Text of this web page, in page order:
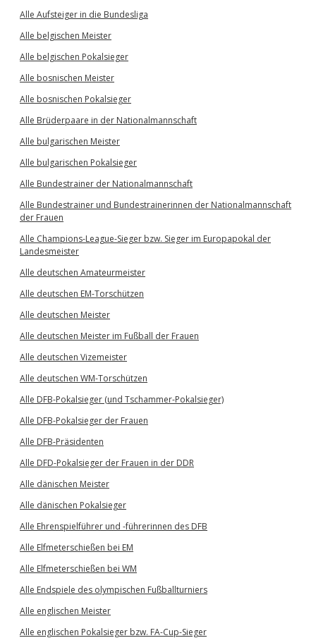
Alle Aufsteiger in die Bundesliga
Alle belgischen Meister
Alle belgischen Pokalsieger
Alle bosnischen Meister
Alle bosnischen Pokalsieger
Alle Brüderpaare in der Nationalmannschaft
Alle bulgarischen Meister
Alle bulgarischen Pokalsieger
Alle Bundestrainer der Nationalmannschaft
Alle Bundestrainer und Bundestrainerinnen der Nationalmannschaft
der Frauen
Alle Champions-League-Sieger bzw. Sieger im Europapokal der
Landesmeister
Alle deutschen Amateurmeister
Alle deutschen EM-Torschützen
Alle deutschen Meister
Alle deutschen Meister im Fußball der Frauen
Alle deutschen Vizemeister
Alle deutschen WM-Torschützen
Alle DFB-Pokalsieger (und Tschammer-Pokalsieger)
Alle DFB-Pokalsieger der Frauen
Alle DFB-Präsidenten
Alle DFD-Pokalsieger der Frauen in der DDR
Alle dänischen Meister
Alle dänischen Pokalsieger
Alle Ehrenspielführer und -führerinnen des DFB
Alle Elfmeterschießen bei EM
Alle Elfmeterschießen bei WM
Alle Endspiele des olympischen Fußballturniers
Alle englischen Meister
Alle englischen Pokalsieger bzw. FA-Cup-Sieger